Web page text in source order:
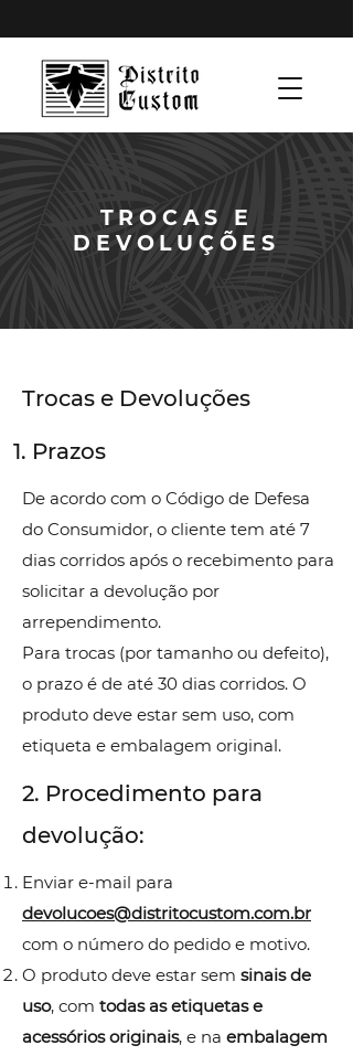
TROCAS E
DEVOLUÇÕES
Trocas e Devoluções
1. Prazos
De acordo com o Código de Defesa
do Consumidor, o cliente tem até 7
dias corridos após o recebimento para
solicitar a devolução por
arrependimento.
Para trocas (por tamanho ou defeito),
o prazo é de até 30 dias corridos. O
produto deve estar sem uso, com
etiqueta e embalagem original.
2. Procedimento para
devolução:
Enviar e-mail para
devolucoes@distritocustom.com.br
com o número do pedido e motivo.
O produto deve estar sem sinais de
uso, com todas as etiquetas e
acessórios originais, e na embalagem